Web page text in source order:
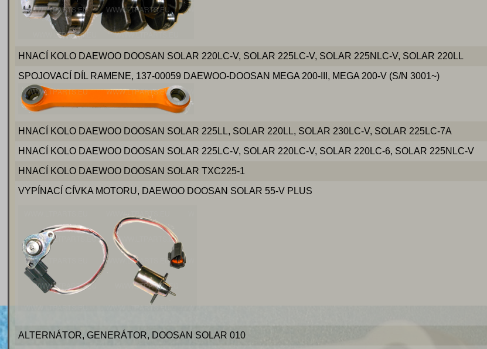
HNACÍ KOLO DAEWOO DOOSAN SOLAR 220LC-V, SOLAR 225LC-V, SOLAR 225NLC-V, SOLAR 220LL
SPOJOVACÍ DÍL RAMENE, 137-00059 DAEWOO-DOOSAN MEGA 200-III, MEGA 200-V (S/N 3001~)
HNACÍ KOLO DAEWOO DOOSAN SOLAR 225LL, SOLAR 220LL, SOLAR 230LC-V, SOLAR 225LC-7A
HNACÍ KOLO DAEWOO DOOSAN SOLAR 225LC-V, SOLAR 220LC-V, SOLAR 220LC-6, SOLAR 225NLC-V
HNACÍ KOLO DAEWOO DOOSAN SOLAR TXC225-1
VYPÍNACÍ CÍVKA MOTORU, DAEWOO DOOSAN SOLAR 55-V PLUS
ALTERNÁTOR, GENERÁTOR, DOOSAN SOLAR 010